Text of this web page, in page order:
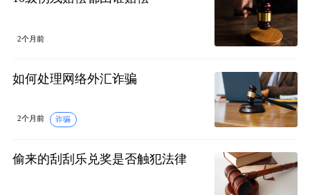
2个月前
如何处理网络外汇诈骗
2个月前 诈骗
偷来的刮刮乐兑奖是否触犯法律